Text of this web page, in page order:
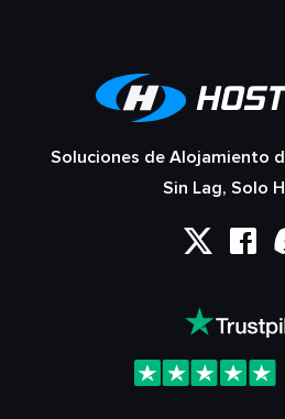
Soluciones de Alojamiento
Sin Lag, Solo